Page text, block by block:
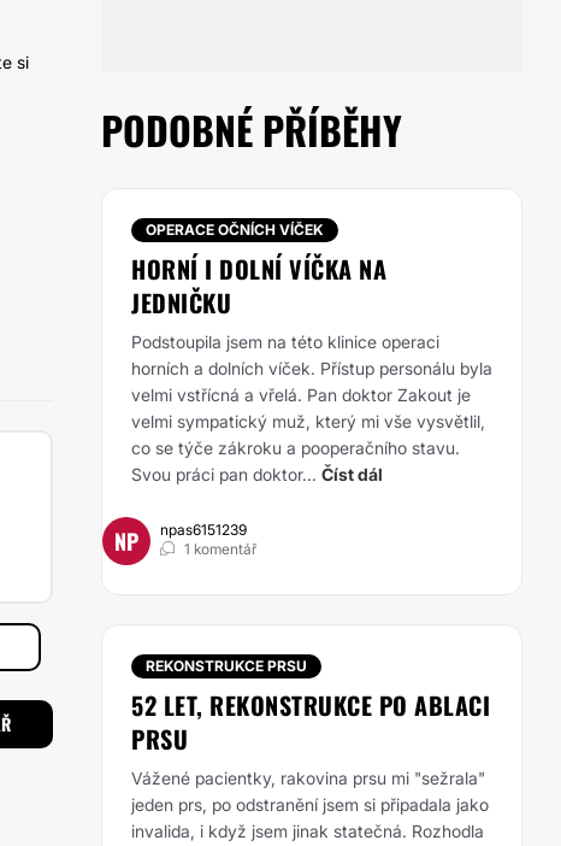
si
PODOBNÉ PŘÍBĚHY
OPERACE OČNÍCH VÍČEK
HORNÍ I DOLNÍ VÍČKA NA
JEDNIČKU
Podstoupila jsem na této klinice operaci
horních a dolních víček. Přístup personálu byla
velmi vstřícná a vřelá. Pan doktor Zakout je
velmi sympatický muž, který mi vše vysvětlil,
co se týče zákroku a pooperačního stavu.
Svou práci pan doktor... Číst dál
NP
npas6151239
1 komentář
REKONSTRUKCE PRSU
52 LET, REKONSTRUKCE PO ABLACI
PRSU
Vážené pacientky, rakovina prsu mi "sežrala"
jeden prs, po odstranění jsem si připadala jako
invalida, i když jsem jinak statečná. Rozhodla